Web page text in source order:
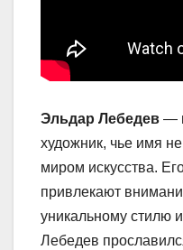
Эльдар Лебедев —
художник, чье имя
миром искусства.
привлекают
уникальному стилю
Лебедев